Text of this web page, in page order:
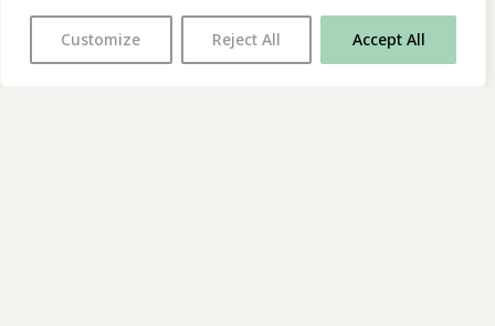
Customize Reject All Accept All